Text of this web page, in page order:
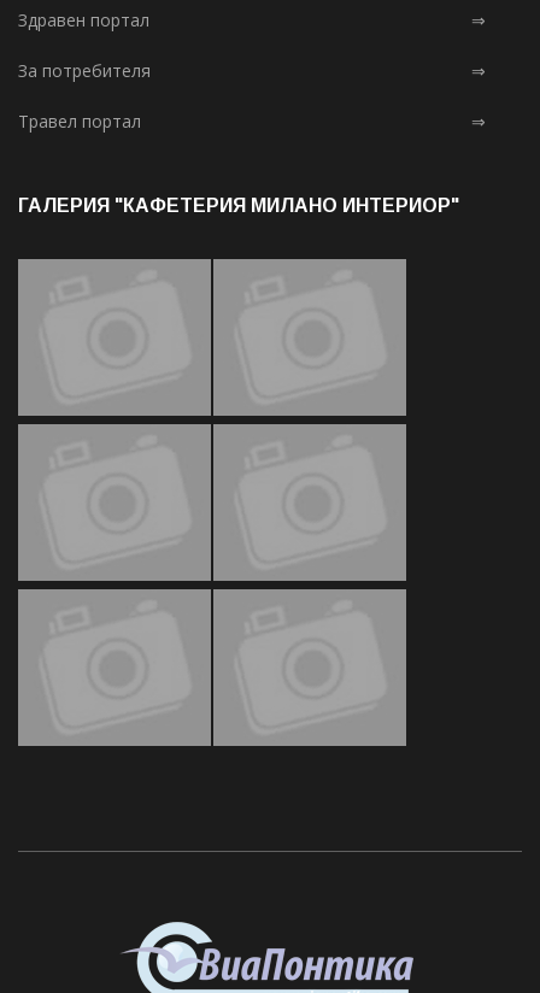
Здравен портал ⇒
За потребителя ⇒
Травел портал ⇒
ГАЛЕРИЯ "КАФЕТЕРИЯ МИЛАНО ИНТЕРИОР"